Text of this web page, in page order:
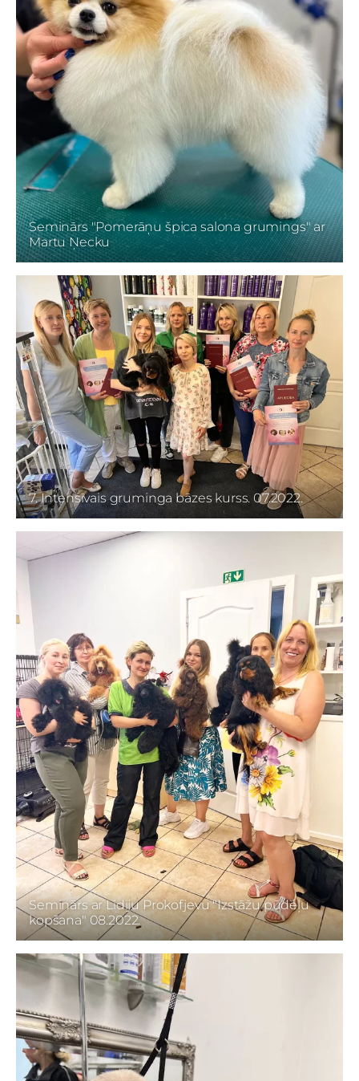
Seminārs "Pomerāņu špica salona grumings" ar
Martu Ņecku
7. Intensīvais gruminga bāzes kurss. 07.2022.
Seminārs ar Lidiju Prokofjevu "Izstāžu pūdeļu
kopšana" 08.2022.